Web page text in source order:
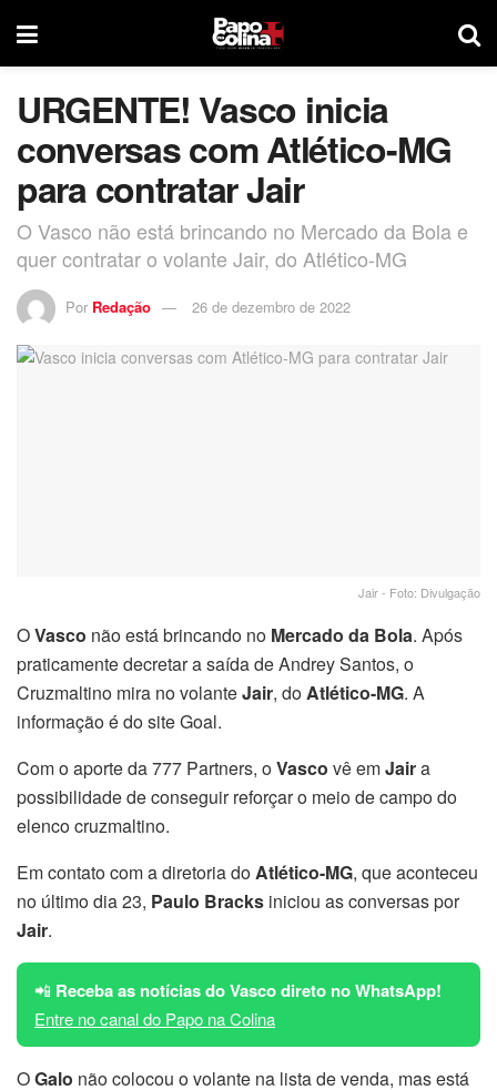
URGENTE! Vasco inicia
conversas com Atlético-MG
para contratar Jair
O Vasco não está brincando no Mercado da Bola e
quer contratar o volante Jair, do Atlético-MG
Por Redação 26 de dezembro de 2022
Jair - Foto: Divulgação
OVasco não está brincando no Mercado da Bola. Após
praticamente decretar a saída de Andrey Santos, o
Cruzmaltino mira no volanteJair, doAtlético-MG. A
informação é do site Goal.
Com o aporte da 777 Partners, oVasco vê emJaira
possibilidade de conseguir reforçar o meio de campo do
elenco cruzmaltino.
Em contato com a diretoria doAtlético-MG, que aconteceu
no último dia 23, Paulo Bracks iniciou as conversas por
Jair.
📲 Receba as notícias do Vasco direto no WhatsApp!
Entre no canal do Papo na Colina
OGalo não colocou o volante na lista de venda, mas está